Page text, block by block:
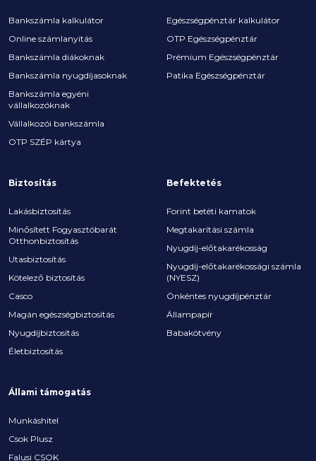
Bankszámla kalkulátor
Online számlanyitás
Bankszámla diákoknak
Bankszámla nyugdíjasoknak
Bankszámla egyéni
vállalkozóknak
Vállalkozói bankszámla
OTP SZÉP kártya
Egészségpénztár kalkulátor
OTP Egészségpénztár
Prémium Egészségpénztár
Patika Egészségpénztár
Biztosítás
Lakásbiztosítás
Minősített Fogyasztóbarát
Otthonbiztosítás
Utasbiztosítás
Kötelező biztosítás
Casco
Magán egészségbiztosítás
Nyugdíjbiztosítás
Életbiztosítás
Befektetés
Forint betéti kamatok
Megtakarítási számla
Nyugdíj-előtakarékosság
Nyugdíj-előtakarékossági számla
(NYESZ)
Önkéntes nyugdíjpénztár
Állampapír
Babakötvény
Állami támogatás
Munkáshitel
Csok Plusz
Falusi CSOK